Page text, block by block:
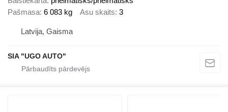
Pašmasa 6 083 kg Asu skaits 3
Latvija, Gaisma
SIA "UGO AUTO"